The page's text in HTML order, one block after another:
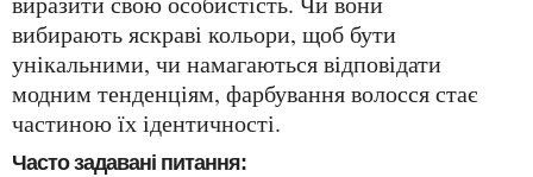
вибирають яскраві кольори, щоб бути
унікальними, чи намагаються відповідати
модним тенденціям, фарбування волосся стає
частиною їх ідентичності.
Часто задавані питання: